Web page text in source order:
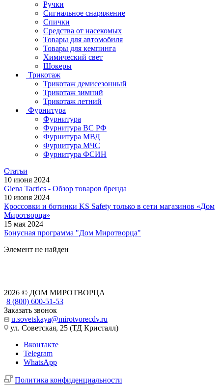
Ручки
Сигнальное снаряжение
Спички
Средства от насекомых
Товары для автомобиля
Товары для кемпинга
Химический свет
Шокеры
Трикотаж
Трикотаж демисезонный
Трикотаж зимний
Трикотаж летний
Фурнитура
Фурнитура
Фурнитура ВС РФ
Фурнитура МВД
Фурнитура МЧС
Фурнитура ФСИН
Статьи
10 июня 2024
Giena Tactics - Обзор товаров бренда
10 июня 2024
Кроссовки и ботинки KS Safety только в сети магазинов «Дом
Миротворца»
15 мая 2024
Бонусная программа "Дом Миротворца"
Элемент не найден
2026 © ДОМ МИРОТВОРЦА
8 (800) 600-51-53
Заказать звонок
u.sovetskaya@mirotvorecdv.ru
ул. Советская, 25 (ТД Кристалл)
Вконтакте
Telegram
WhatsApp
Политика конфиденциальности